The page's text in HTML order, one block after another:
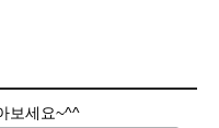
보세요~^^